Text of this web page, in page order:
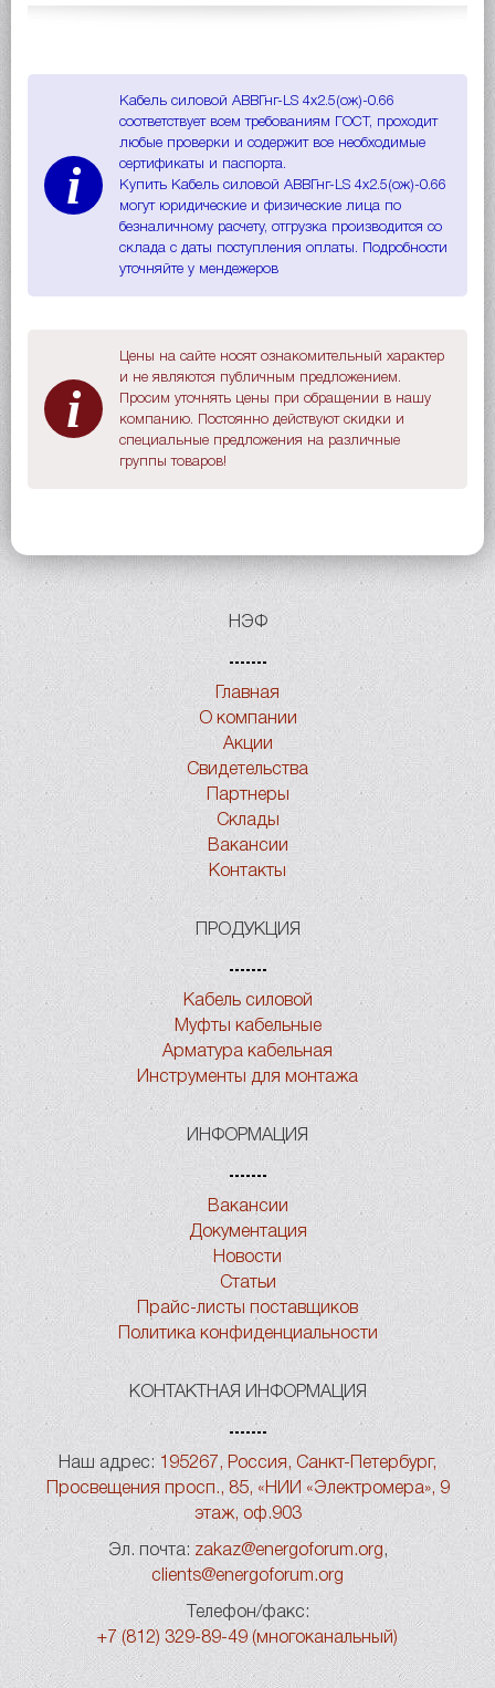
i
Кабель силовой АВВГнг-LS 4х2.5(ож)-0.66
соответствует всем требованиям ГОСТ, проходит
любые проверки и содержит все необходимые
сертификаты и паспорта.
Купить Кабель силовой АВВГнг-LS 4х2.5(ож)-0.66
могут юридические и физические лица по
безналичному расчету, отгрузка производится со
склада с даты поступления оплаты. Подробности
уточняйте у мендежеров
i
Цены на сайте носят ознакомительный характер
и не являются публичным предложением.
Просим уточнять цены при обращении в нашу
компанию. Постоянно действуют скидки и
специальные предложения на различные
группы товаров!
НЭФ
Главная
О компании
Акции
Свидетельства
Партнеры
Склады
Вакансии
Контакты
ПРОДУКЦИЯ
Кабель силовой
Муфты кабельные
Арматура кабельная
Инструменты для монтажа
ИНФОРМАЦИЯ
Вакансии
Документация
Новости
Статьи
Прайс-листы поставщиков
Политика конфиденциальности
КОНТАКТНАЯ ИНФОРМАЦИЯ
Наш адрес: 195267, Россия, Санкт-Петербург,
Просвещения просп., 85, «НИИ «Электромера», 9
этаж, оф.903
Эл. почта: zakaz@energoforum.org ,
clients@energoforum.org
Телефон/факс:
+7 (812) 329-89-49 (многоканальный)